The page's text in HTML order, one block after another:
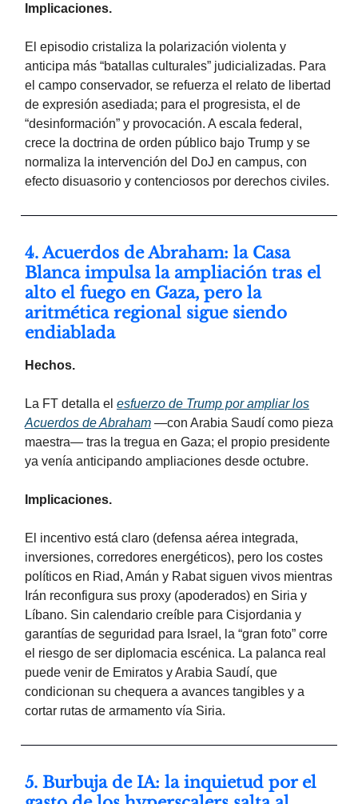
Implicaciones.
El episodio cristaliza la polarización violenta y
anticipa más “batallas culturales” judicializadas. Para
el campo conservador, se refuerza el relato de libertad
de expresión asediada; para el progresista, el de
“desinformación” y provocación. A escala federal,
crece la doctrina de orden público bajo Trump y se
normaliza la intervención del DoJ en campus, con
efecto disuasorio y contenciosos por derechos civiles.
4. Acuerdos de Abraham: la Casa
Blanca impulsa la ampliación tras el
alto el fuego en Gaza, pero la
aritmética regional sigue siendo
endiablada
Hechos.
La FT detalla el esfuerzo de Trump por ampliar los
Acuerdos de Abraham —con Arabia Saudí como pieza
maestra— tras la tregua en Gaza; el propio presidente
ya venía anticipando ampliaciones desde octubre.
Implicaciones.
El incentivo está claro (defensa aérea integrada,
inversiones, corredores energéticos), pero los costes
políticos en Riad, Amán y Rabat siguen vivos mientras
Irán reconfigura sus proxy (apoderados) en Siria y
Líbano. Sin calendario creíble para Cisjordania y
garantías de seguridad para Israel, la “gran foto” corre
el riesgo de ser diplomacia escénica. La palanca real
puede venir de Emiratos y Arabia Saudí, que
condicionan su chequera a avances tangibles y a
cortar rutas de armamento vía Siria.
5. Burbuja de IA: la inquietud por el